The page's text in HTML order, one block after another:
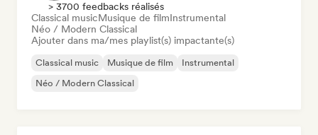
> 3700 feedbacks réalisés
Classical musicMusique de filmInstrumental
Néo / Modern Classical
Ajouter dans ma/mes playlist(s) impactante(s)
Classical music Musique de film
Instrumental
Néo / Modern Classical